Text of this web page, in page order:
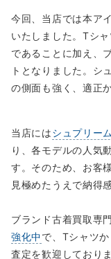
今回、当店では本ア
いたしました。Tシ
であることに加え、
トとなりました。シ
の側面も強く、適正
当店にはシュプリー
り、各モデルの人気
す。そのため、お客
見極めたうえで納得
ブランド古着買取専
強化中で、Tシャツ
査定を歓迎しておりま